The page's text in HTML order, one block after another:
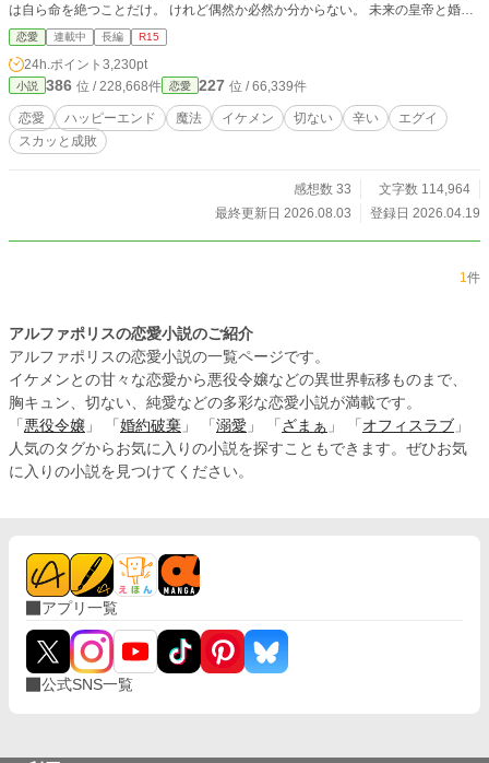
は自ら命を絶つことだけ。 けれど偶然か必然か分からない。 未来の皇帝と婚約
する1年前、8歳の頃に戻っていた。 どうして時が巻き戻ったのか分からない。
けれど今世も傷ついたりするのはたくさんだ。 今世は私の人生を取り戻す。 そ
のためには婚約者や、妹はもう ____いらない。 奪われ見捨てられた令嬢が 今
世は、自分の人生を取り戻しながらも ある真実を知るお話。
恋愛 連載中 長編 R15
24h.ポイント 3,230pt
小説 386 位 / 228,668件 恋愛 227 位 / 66,339件
恋愛 ハッピーエンド 魔法 イケメン 切ない 辛い
エグイ
スカッと成敗
感想数 33
文字数 114,964
最終更新日 2026.08.03
登録日 2026.04.19
1件
アルファポリスの恋愛小説のご紹介
アルファポリスの恋愛小説の一覧ページです。
イケメンとの甘々な恋愛から悪役令嬢などの異世界転移ものまで、
胸キュン、切ない、純愛などの多彩な恋愛小説が満載です。
「 悪役令嬢 」 「 婚約破棄 」 「 溺愛 」 「 ざまぁ 」 「 オフィスラブ 」
人気のタグからお気に入りの小説を探すこともできます。ぜひお気
に入りの小説を見つけてください。
アプリ一覧
公式SNS一覧